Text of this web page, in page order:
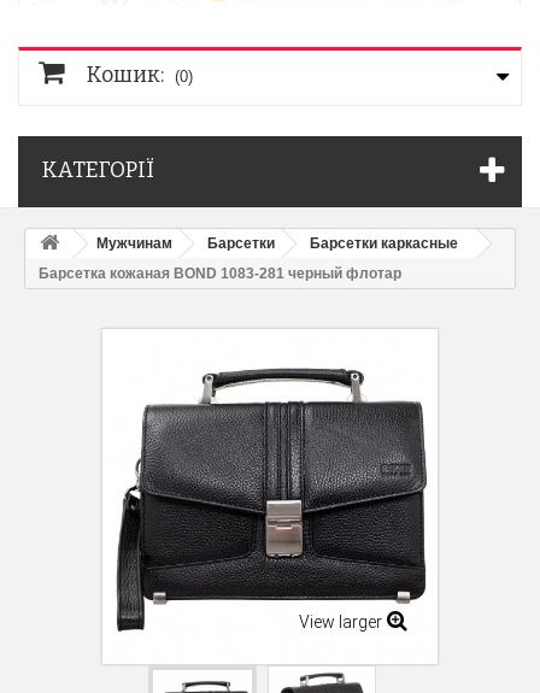
Кошик: (0)
КАТЕГОРІЇ
Мужчинам Барсетки
Барсетки каркасные
Барсетка кожаная BOND 1083-281 черный флотар
View larger